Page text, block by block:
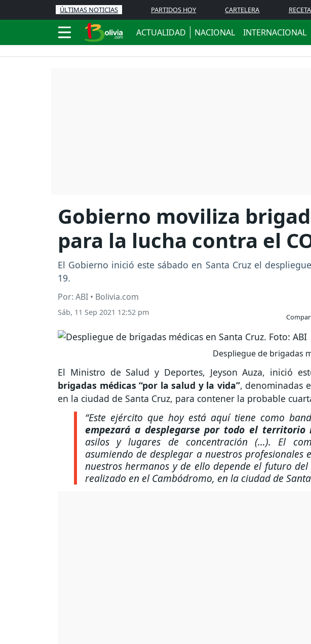
ÚLTIMAS NOTICIAS PARTIDOS HOY CARTELERA
ACTUALIDAD NACIONAL INTERNACIONAL
Gobierno moviliza
para la lucha contra el
El Gobierno inició este sábado en Santa Cruz el
19.
Por: ABI • Bolivia.com
Sáb, 11 Sep 2021 12:52 pm
Despliegue de brigadas
El Ministro de Salud y Deportes, Jeyson Auza, inició
brigadas médicas “por la salud y la vida”, denominadas
en la ciudad de Santa Cruz, para contener la probable
“Este ejército que hoy está aquí tiene como
empezará a desplegarse por todo el territorio
asilos y lugares de concentración (…). El
asumiendo de desplegar a nuestros profesionales
nuestros hermanos y de ello depende el futuro
realizado en el Cambódromo, en la ciudad de